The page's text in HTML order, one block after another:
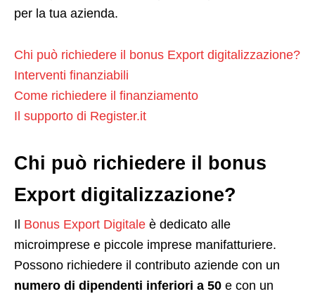
per la tua azienda.
Chi può richiedere il bonus Export digitalizzazione?
Interventi finanziabili
Come richiedere il finanziamento
Il supporto di Register.it
Chi può richiedere il bonus
Export digitalizzazione?
Il Bonus Export Digitale è dedicato alle
microimprese e piccole imprese manifatturiere.
Possono richiedere il contributo aziende con un
numero di dipendenti inferiori a 50 e con un